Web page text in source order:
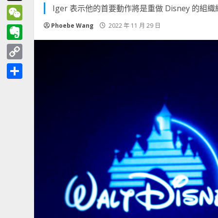
Iger 表示他的首要動作將是重做 Disney 的組織
Phoebe Wang 2022 年 11 月 29 日
Threads
WeChat
Evernote
Copy